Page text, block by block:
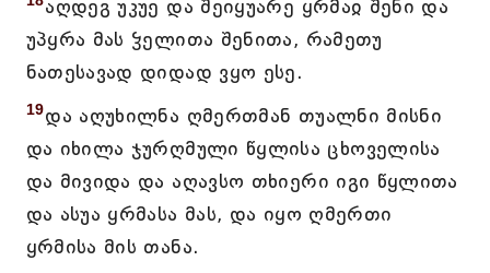
აღდეგ უკუე და შეიყუარე ყრმაჲ შენი და
უპყრა მას ჴელითა შენითა, რამეთუ
ნათესავად დიდად ვყო ესე.
19და აღუხილნა ღმერთმან თუალნი მისნი
და იხილა ჯურღმული წყლისა ცხოველისა
და მივიდა და აღავსო თხიერი იგი წყლითა
და ასუა ყრმასა მას, და იყო ღმერთი
ყრმისა მის თანა.